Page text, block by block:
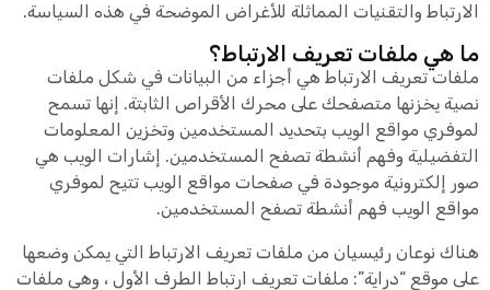
الارتباط والتقنيات المماثلة للأغراض الموضحة في هذه السياسة.
ما هي ملفات تعريف الارتباط؟
ملفات تعريف الارتباط هي أجزاء من البيانات في شكل ملفات
نصية يخزنها متصفحك على محرك الأقراص الثابتة. إنها تسمح
لموفري مواقع الويب بتحديد المستخدمين وتخزين المعلومات
التفضيلية وفهم أنشطة تصفح المستخدمين. إشارات الويب هي
صور إلكترونية موجودة في صفحات مواقع الويب تتيح لموفري
مواقع الويب فهم أنشطة تصفح المستخدمين.
هناك نوعان رئيسيان من ملفات تعريف الارتباط التي يمكن وضعها
على موقع “دراية”: ملفات تعريف ارتباط الطرف الأول ، وهي ملفات